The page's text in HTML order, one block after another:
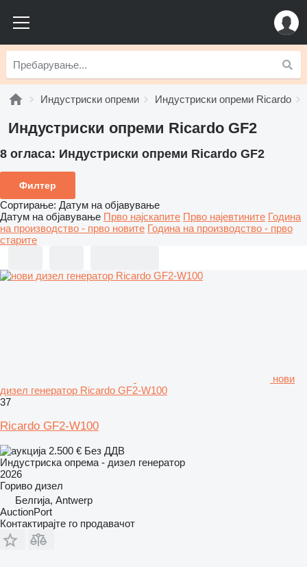
Индустриски опреми Индустриски опреми Ricardo
Индустриски опреми Ricardo GF2
8 огласа: Индустриски опреми Ricardo GF2
Филтер
Сортирање: Датум на објавување
Датум на објавување Прво најскапите Прво најевтините Година
на производство - прво новите Година на производство - прво
старите
нови
дизел генератор Ricardo GF2-W100
37
Ricardo GF2-W100
2.500 € Без ДДВ
Индустриска опрема - дизел генератор
2026
Гориво дизел
Белгија, Antwerp
AuctionPort
Контактирајте го продавачот